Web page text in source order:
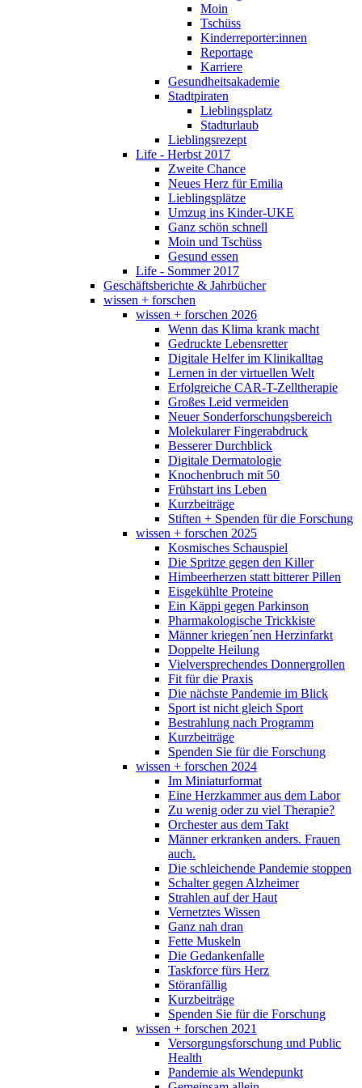
Moin
Tschüss
Kinderreporter:innen
Reportage
Karriere
Gesundheitsakademie
Stadtpiraten
Lieblingsplatz
Stadturlaub
Lieblingsrezept
Life - Herbst 2017
Zweite Chance
Neues Herz für Emilia
Lieblingsplätze
Umzug ins Kinder-UKE
Ganz schön schnell
Moin und Tschüss
Gesund essen
Life - Sommer 2017
Geschäftsberichte & Jahrbücher
wissen + forschen
wissen + forschen 2026
Wenn das Klima krank macht
Gedruckte Lebensretter
Digitale Helfer im Klinikalltag
Lernen in der virtuellen Welt
Erfolgreiche CAR-T-Zelltherapie
Großes Leid vermeiden
Neuer Sonderforschungsbereich
Molekularer Fingerabdruck
Besserer Durchblick
Digitale Dermatologie
Knochenbruch mit 50
Frühstart ins Leben
Kurzbeiträge
Stiften + Spenden für die Forschung
wissen + forschen 2025
Kosmisches Schauspiel
Die Spritze gegen den Killer
Himbeerherzen statt bitterer Pillen
Eisgekühlte Proteine
Ein Käppi gegen Parkinson
Pharmakologische Trickkiste
Männer kriegen´nen Herzinfarkt
Doppelte Heilung
Vielversprechendes Donnergrollen
Fit für die Praxis
Die nächste Pandemie im Blick
Sport ist nicht gleich Sport
Bestrahlung nach Programm
Kurzbeiträge
Spenden Sie für die Forschung
wissen + forschen 2024
Im Miniaturformat
Eine Herzkammer aus dem Labor
Zu wenig oder zu viel Therapie?
Orchester aus dem Takt
Männer erkranken anders. Frauen
auch.
Die schleichende Pandemie stoppen
Schalter gegen Alzheimer
Strahlen auf der Haut
Vernetztes Wissen
Ganz nah dran
Fette Muskeln
Die Gedankenfalle
Taskforce fürs Herz
Störanfällig
Kurzbeiträge
Spenden Sie für die Forschung
wissen + forschen 2021
Versorgungsforschung und Public
Health
Pandemie als Wendepunkt